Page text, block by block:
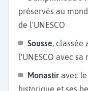
petit village coloré
recèle de
Nejma Ezzahra,
Salhaet de belles
millénaire.
préservés au
de l'UNESCO
Sousse, classée
l'UNESCO avec
Monastir avec
historique et ses